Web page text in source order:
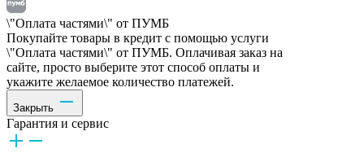
\"Оплата частями\" от ПУМБ
Покупайте товары в кредит с помощью услуги
\"Оплата частями\" от ПУМБ. Оплачивая заказ на
сайте, просто выберите этот способ оплаты и
укажите желаемое количество платежей.
Закрыть
Гарантия и сервис